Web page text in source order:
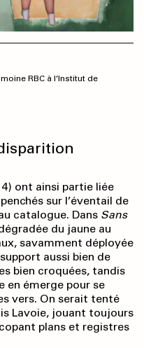
RBC à l’Institut de
ont ainsi partie liée
sur l’éventail de
catalogue. Dans Sans
du jaune au
savamment déployée
aussi bien de
bien croquées, tandis
en émerge pour se
vers. On serait tenté
Lavoie, jouant toujours
plans et registres